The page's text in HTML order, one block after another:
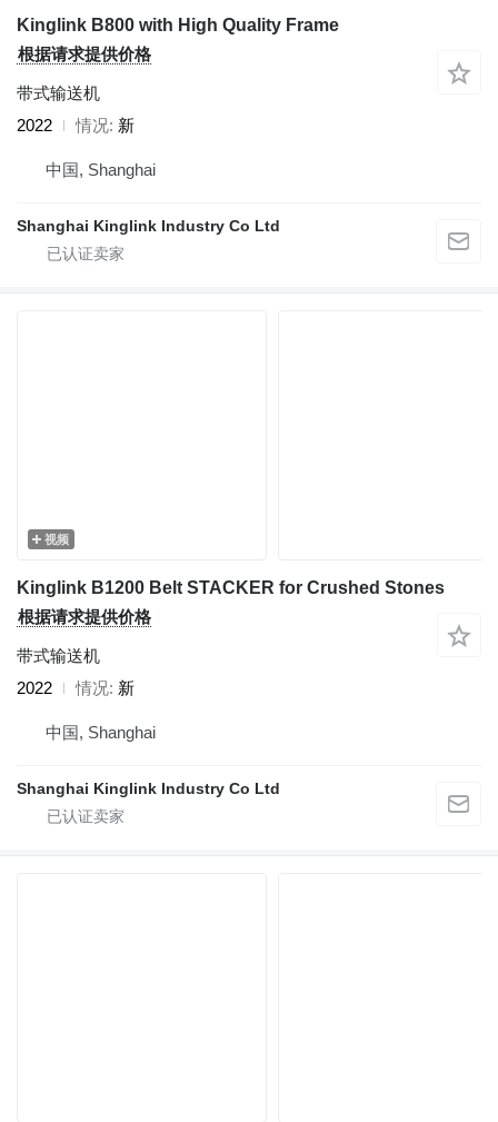
Kinglink B800 with High Quality Frame
根据请求提供价格
带式输送机
2022
情况 新
中国, Shanghai
Shanghai Kinglink Industry Co Ltd
视频
Kinglink B1200 Belt STACKER for Crushed Stones
根据请求提供价格
带式输送机
2022
情况 新
中国, Shanghai
Shanghai Kinglink Industry Co Ltd